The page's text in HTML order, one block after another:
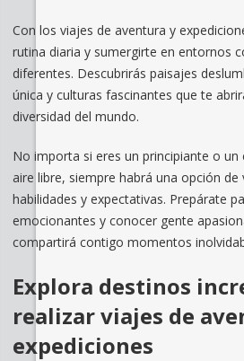
Con los viajes de aventura y
rutina diaria y sumergirte en entornos
diferentes. Descubrirás paisajes
única y culturas fascinantes que te
diversidad del mundo.
No importa si eres un principiante o un
aire libre, siempre habrá una opción
habilidades y expectativas. Prepárate
emocionantes y conocer gente
compartirá contigo momentos
Explora destinos
realizar viajes de
expediciones